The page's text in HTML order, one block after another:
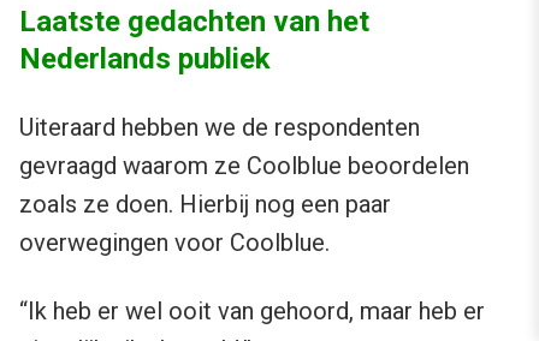
Laatste gedachten van het
Nederlands publiek
Uiteraard hebben we de respondenten
gevraagd waarom ze Coolblue beoordelen
zoals ze doen. Hierbij nog een paar
overwegingen voor Coolblue.
“Ik heb er wel ooit van gehoord, maar heb er